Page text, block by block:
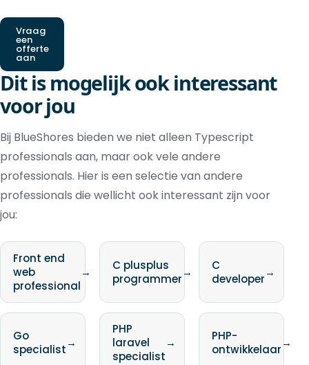
Vraag
een
offerte
aan
Dit is mogelijk ook interessant
voor jou
Bij BlueShores bieden we niet alleen Typescript
professionals aan, maar ook vele andere
professionals. Hier is een selectie van andere
professionals die wellicht ook interessant zijn voor
jou:
Front end
web
professional
→
C plusplus
programmer→
C
developer→
Go
specialist→
PHP
laravel
specialist
→
PHP-
ontwikkelaar→